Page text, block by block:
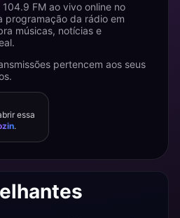
FM ao vivo online no
programação da rádio em
músicas, notícias e
pertencem aos seus
essa
.